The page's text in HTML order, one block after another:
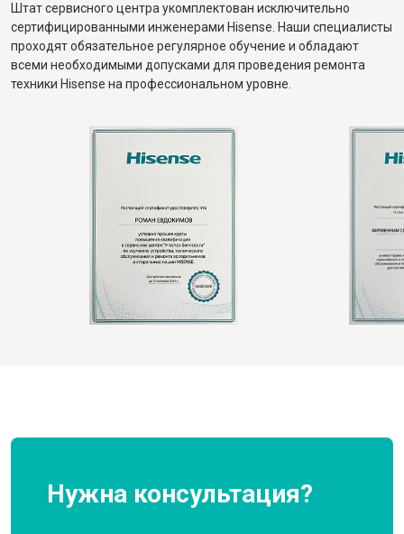
Штат сервисного центра укомплектован исключительно
сертифицированными инженерами Hisense. Наши специалисты
проходят обязательное регулярное обучение и обладают
всеми необходимыми допусками для проведения ремонта
техники Hisense на профессиональном уровне.
Нужна консультация?